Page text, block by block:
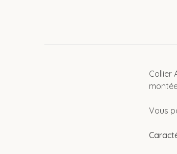
Collier
Vous